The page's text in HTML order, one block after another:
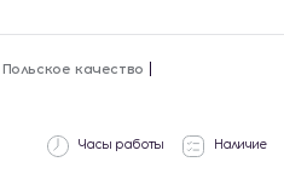
Польское качество
Часы работы Наличие